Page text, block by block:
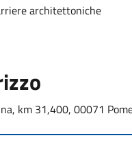
architettoniche
km 31,400, 00071